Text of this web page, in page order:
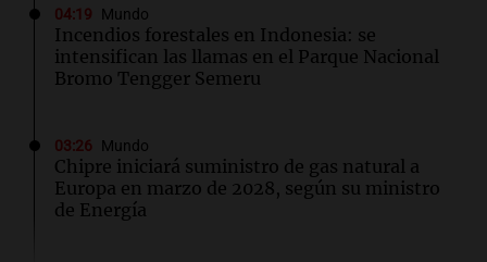
04:19 Mundo
Incendios forestales en Indonesia: se
intensifican las llamas en el Parque Nacional
Bromo Tengger Semeru
03:26 Mundo
Chipre iniciará suministro de gas natural a
Europa en marzo de 2028, según su ministro
de Energía